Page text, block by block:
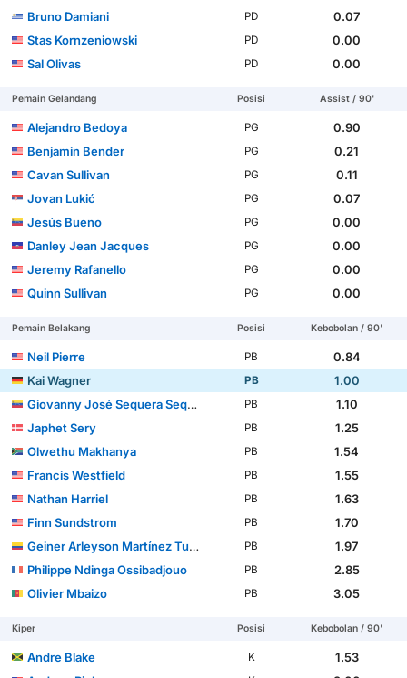
Bruno Damiani
PD
0.07
Stas Kornzeniowski
PD
0.00
Sal Olivas
PD 0.00
Pemain Gelandang Posisi Assist / 90'
Alejandro Bedoya PG
0.90
Benjamin Bender
PG
0.21
Cavan Sullivan
PG
0.11
Jovan Lukić
PG
0.07
Jesús Bueno
PG
0.00
Danley Jean Jacques
PG
0.00
Jeremy Rafanello
PG
0.00
Quinn Sullivan
PG 0.00
Pemain Belakang Posisi Kebobolan / 90'
Neil Pierre PB
0.84
Kai Wagner
PB
1.00
Giovanny José Sequera Sequera
PB
1.10
Japhet Sery
PB
1.25
Olwethu Makhanya
PB
1.54
Francis Westfield
PB
1.55
Nathan Harriel
PB
1.63
Finn Sundstrom
PB
1.70
Geiner Arleyson Martínez Turner
PB
1.97
Philippe Ndinga Ossibadjouo
PB
2.85
Olivier Mbaizo
PB 3.05
Kiper Posisi Kebobolan / 90'
Andre Blake K
1.53